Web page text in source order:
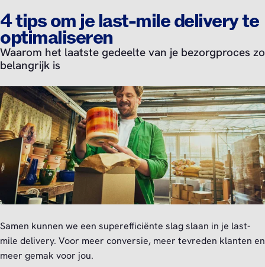
4 tips om je last-mile delivery te
optimaliseren
Waarom het laatste gedeelte van je bezorgproces zo
belangrijk is
Samen kunnen we een superefficiënte slag slaan in je last-
mile delivery. Voor meer conversie, meer tevreden klanten en
meer gemak voor jou.